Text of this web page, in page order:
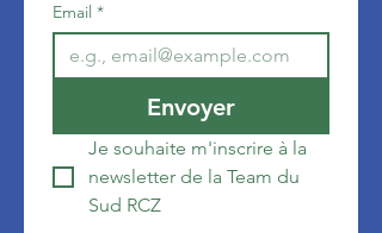
Email *
Envoyer
Je souhaite m'inscrire à la
newsletter de la Team du
Sud RCZ